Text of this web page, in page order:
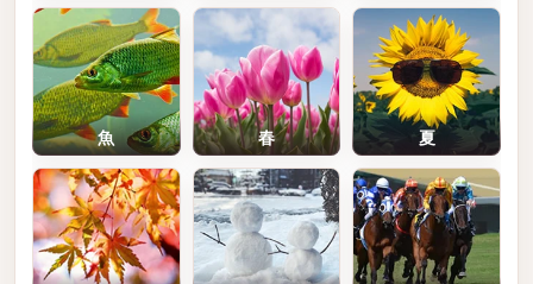
魚 春 夏